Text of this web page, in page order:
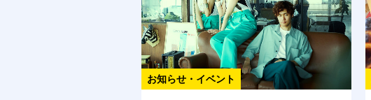
お知らせ・イベント